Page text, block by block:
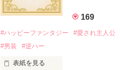
2025.10.24
『Petit Chapter4 誰が為のごちそう
169
#ハッピーファンタジー #愛され主人公
#男装
#逆ハー
表紙を見る